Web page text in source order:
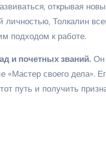
открывая
личностью, Толкалин
подходом к работе.
и почетных званий. Он
своего дела».
путь и получить